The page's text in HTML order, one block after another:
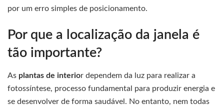
por um erro simples de posicionamento.
Por que a localização da janela é
tão importante?
As plantas de interior dependem da luz para realizar a
fotossíntese, processo fundamental para produzir energia e
se desenvolver de forma saudável. No entanto, nem todas